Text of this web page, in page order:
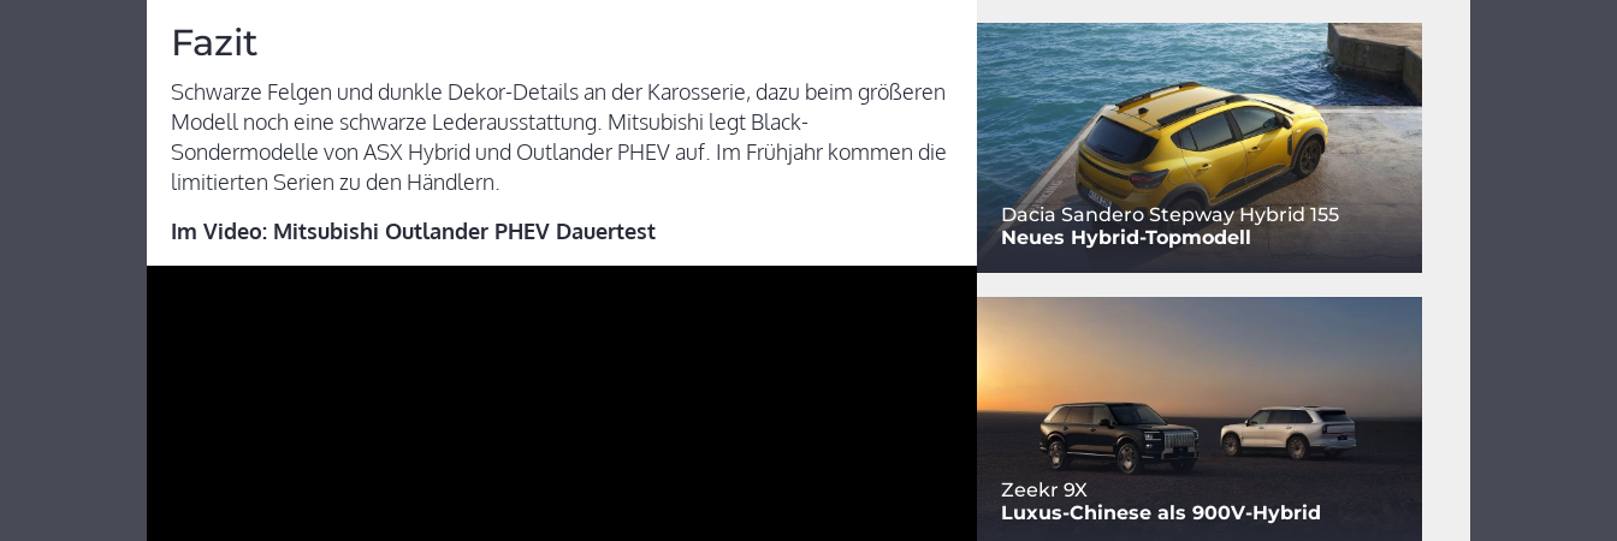
Fazit
Schwarze Felgen und dunkle Dekor-Details an der Karosserie, dazu beim größeren
Modell noch eine schwarze Lederausstattung. Mitsubishi legt Black-
Sondermodelle von ASX Hybrid und Outlander PHEV auf. Im Frühjahr kommen die
limitierten Serien zu den Händlern.
Im Video: Mitsubishi Outlander PHEV Dauertest
Dacia Sandero Stepway Hybrid 155
Neues Hybrid-Topmodell
Zeekr 9X
Luxus-Chinese als 900V-Hybrid